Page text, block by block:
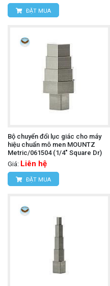
ĐẶT MUA
Bộ chuyển đổi lục giác cho máy
hiệu chuẩn mô men MOUNTZ
Metric/061504 (1/4" Square Dr)
Giá: Liên hệ
ĐẶT MUA